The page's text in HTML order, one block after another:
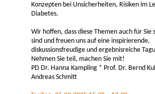
Konzepten bei Unsicherheiten, Risiken im
Diabetes.
Wir hoffen, dass diese Themen auch für Sie
sind und freuen uns auf eine inspirierende,
diskussionsfreudige und ergebnisreiche
Nehmen Sie teil, machen Sie mit!
PD Dr. Hanna Kampling * Prof. Dr. Bernd
Andreas Schmitt